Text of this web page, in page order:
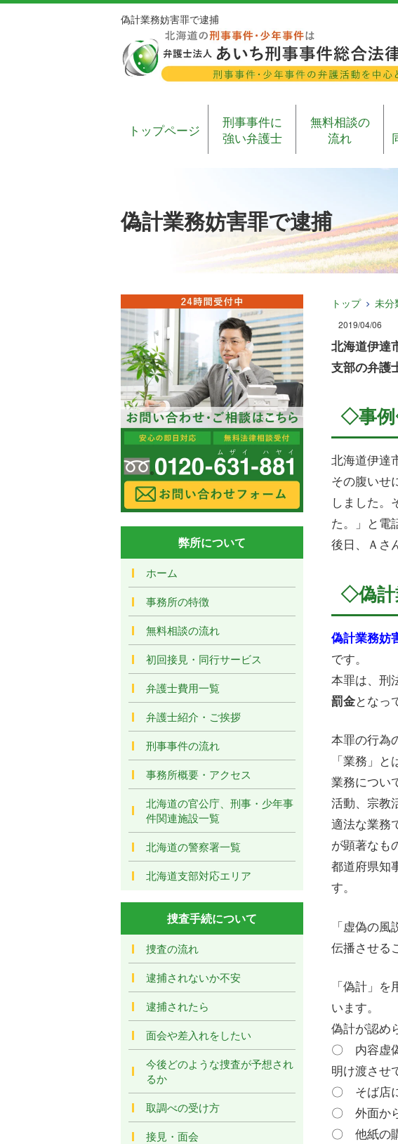
偽計業務妨害罪で逮捕
トップページ
刑事事件に
強い弁護士
無料相談の
流れ
偽計業務妨害罪で逮捕
トップ 未分
2019/04/06
北海道伊達
支部の弁護
◇事
北海道伊達
その腹いせ
しました。
た。」と電
後日、Ａさ
◇偽計
偽計業務妨
です。
本罪は、刑
罰金となっ
本罪の行為
「業務」
業務につい
活動、宗教
適法な業務
が顕著なも
都道府県知
す。
「虚偽の
伝播させる
「偽計」
います。
偽計が認め
〇 内容虚
明け渡させ
〇 そば店
〇 外面か
〇 他紙の
弊所について
ホーム
事務所の特徴
無料相談の流れ
初回接見・同行サービス
弁護士費用一覧
弁護士紹介・ご挨拶
刑事事件の流れ
事務所概要・アクセス
北海道の官公庁、刑事・少年事
件関連施設一覧
北海道の警察署一覧
北海道支部対応エリア
捜査手続について
捜査の流れ
逮捕されないか不安
逮捕されたら
面会や差入れをしたい
今後どのような捜査が予想され
るか
取調べの受け方
接見・面会